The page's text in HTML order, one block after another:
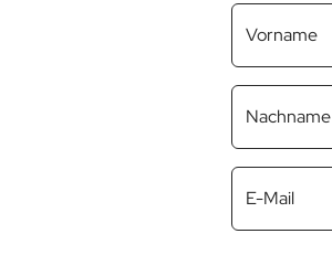
Vorname
Nachname
E-Mail